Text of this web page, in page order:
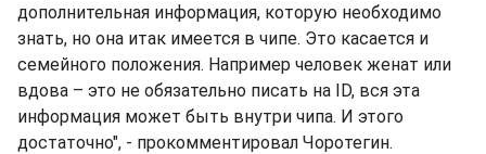
дополнительная информация, которую необходимо
знать, но она итак имеется в чипе. Это касается и
семейного положения. Например человек женат или
вдова – это не обязательно писать на ID, вся эта
информация может быть внутри чипа. И этого
достаточно", - прокомментировал Чоротегин.